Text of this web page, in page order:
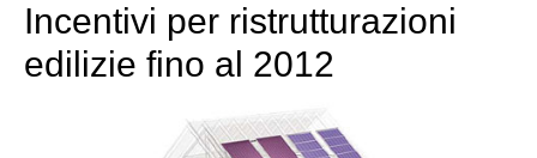
Incentivi per ristrutturazioni
edilizie fino al 2012